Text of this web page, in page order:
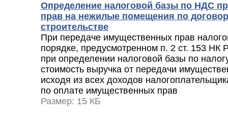
Определение налоговой базы по НДС
прав на нежилые помещения по
строительстве
При передаче имущественных прав
порядке, предусмотренном п. 2 ст. 153 НК
при определении налоговой базы по
стоимость выручка от передачи
исходя из всех доходов
по оплате имущественных прав
Размер: 15 КБ